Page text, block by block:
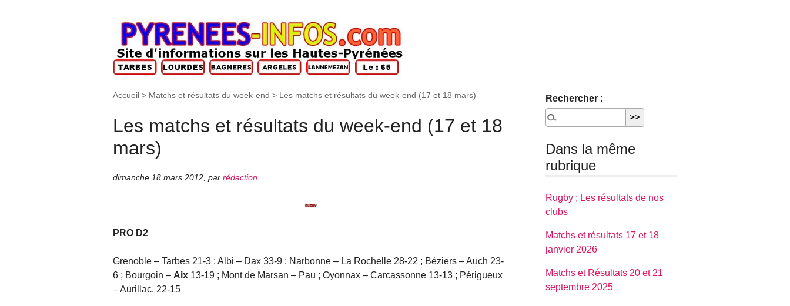
Accueil > Matchs et résultats du week-end > Les matchs et résultats du week-end (17 et 18 mars)
Les matchs et résultats du week-end (17 et 18
mars)
dimanche 18 mars 2012 par rédaction
PRO D2
Grenoble – Tarbes 21-3 ; Albi – Dax 33-9 ; Narbonne – La Rochelle 28-22 ; Béziers – Auch 23-
6 ; Bourgoin – Aix 13-19 ; Mont de Marsan – Pau ; Oyonnax – Carcassonne 13-13 ; Périgueux
– Aurillac. 22-15
Rechercher :
Dans la même
rubrique
Rugby ; Les résultats de nos
clubs
Matchs et résultats 17 et 18
janvier 2026
Matchs et Résultats 20 et 21
septembre 2025